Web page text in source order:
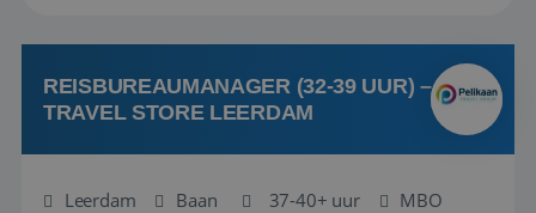
REISBUREAUMANAGER (32-39 UUR) –
TRAVEL STORE LEERDAM
Leerdam Baan 37-40+ uur MBO